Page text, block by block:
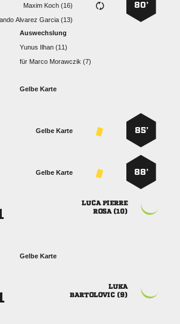
80’
  
  
Auswechslung
  
für   
Gelbe Karte
85’
Gelbe Karte
88’
Gelbe Karte
 
 
Gelbe Karte

 